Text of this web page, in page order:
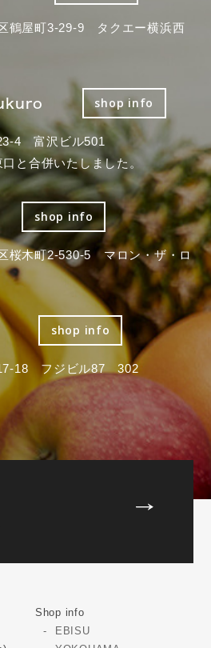
鶴屋町3-29-9 タクエー横浜西
shop info
4 富沢ビル501
と合併いたしました。
shop info
桜木町2-530-5 マロン・ザ・ロ
shop info
18 フジビル87 302
Shop info
EBISU